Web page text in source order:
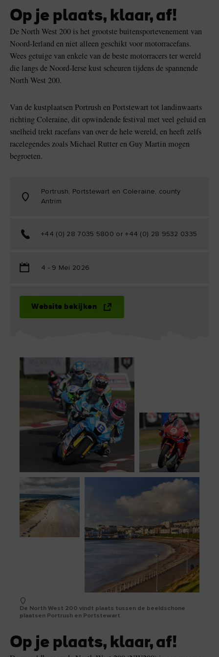
Blarney Stone bij
Blarney Castle
Game of Thrones Studio
Tour
Op je plaats, klaar, af!
De North West 200 is het grootste buitensportevenement van
Noord-Ierland en niet alleen geschikt voor motorracefans.
Wees getuige van enkele van de beste motorracers ter wereld
die langs de Noord-Ierse kust scheuren tijdens de spannende
North West 200.
Van de kustplaatsen Portrush en Portstewart tot landinwaarts
richting Coleraine, dit opwindende festival met veel geluid en
snelheid trekt racefans van over de hele wereld, en heeft zelfs
racelegendes zoals Michael Rutter en Guy Martin mogen
begroeten.
Portrush, Portstewart en Coleraine, county
Antrim
+44 (0) 28 7035 5800 or +44 (0) 28 9532 0335
4 - 9 Mei 2026
Website bekijken
De North West 200 vindt plaats tussen de beeldschone
plaatsen Portrush en Portstewart.
Op je plaats, klaar, af!